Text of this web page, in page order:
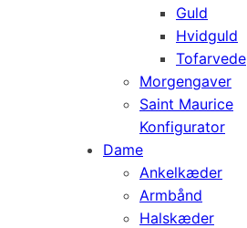
Guld
Hvidguld
Tofarvede
Morgengaver
Saint Maurice
Konfigurator
Dame
Ankelkæder
Armbånd
Halskæder